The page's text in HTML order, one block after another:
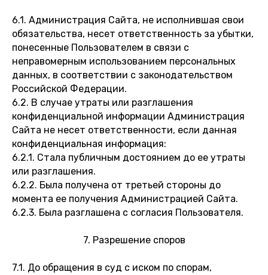
6.1. Администрация Сайта, не исполнившая свои
обязательства, несет ответственность за убытки,
понесенные Пользователем в связи с
неправомерным использованием персональных
данных, в соответствии с законодательством
Российской Федерации.
6.2. В случае утраты или разглашения
конфиденциальной информации Администрация
Сайта не несет ответственности, если данная
конфиденциальная информация:
6.2.1. Стала публичным достоянием до ее утраты
или разглашения.
6.2.2. Была получена от третьей стороны до
момента ее получения Администрацией Сайта.
6.2.3. Была разглашена с согласия Пользователя.
7. Разрешение споров
7.1. До обращения в суд с иском по спорам,